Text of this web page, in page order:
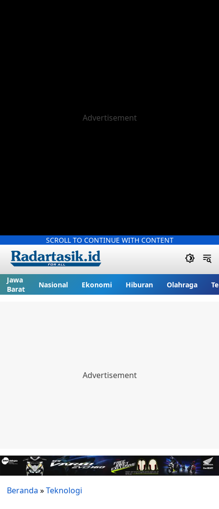
SCROLL TO CONTINUE WITH CONTENT
Jawa
Barat
Nasional Ekonomi Hiburan Olahraga
Beranda »Teknologi